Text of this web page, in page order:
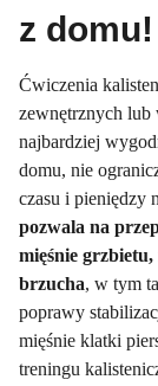
z domu!
Ćwiczenia
zewnętrznych lub
najbardziej
domu, nie
czasu i pieniędzy
pozwala na
mięśnie
brzucha, w tym
poprawy
mięśnie klatki
treningu